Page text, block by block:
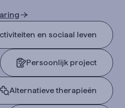
en sociaal leven
Persoonlijk project
Alternatieve therapieën